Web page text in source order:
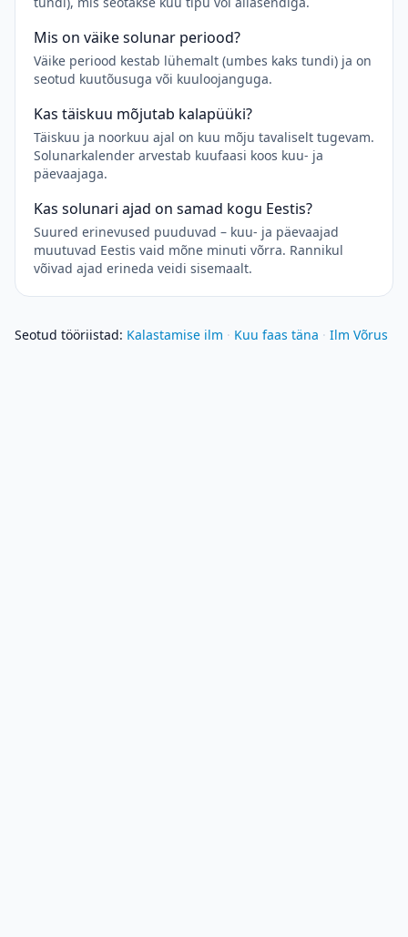
Mis on väike solunar periood?
Väike periood kestab lühemalt (umbes kaks tundi) ja on
seotud kuutõusuga või kuuloojanguga.
Kas täiskuu mõjutab kalapüüki?
Täiskuu ja noorkuu ajal on kuu mõju tavaliselt tugevam.
Solunarkalender arvestab kuufaasi koos kuu- ja
päevaajaga.
Kas solunari ajad on samad kogu Eestis?
Suured erinevused puuduvad – kuu- ja päevaajad
muutuvad Eestis vaid mõne minuti võrra. Rannikul
võivad ajad erineda veidi sisemaalt.
Seotud tööriistad: Kalastamise ilm · Kuu faas täna · Ilm Võrus